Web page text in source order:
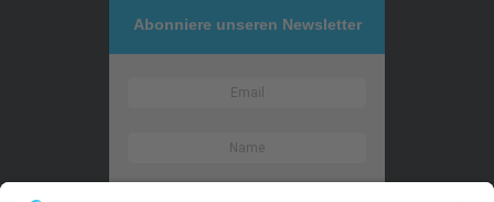
Abonniere unseren Newsletter